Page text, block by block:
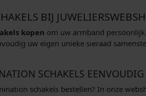
BIJ
kopen om uw armband
uw eigen unieke sieraad
SCHAKELS
schakels bestellen? In onze